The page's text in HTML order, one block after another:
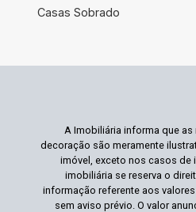
Casas Sobrado
A Imobiliária informa que
decoração são meramente
imóvel, exceto nos casos de
imobiliária se reserva o
informação referente aos
sem aviso prévio. O valor